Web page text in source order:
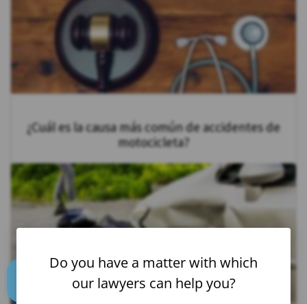
¿Cuál es la causa más común de accidentes de
motocicleta?
Do you have a matter with which
our lawyers can help you?